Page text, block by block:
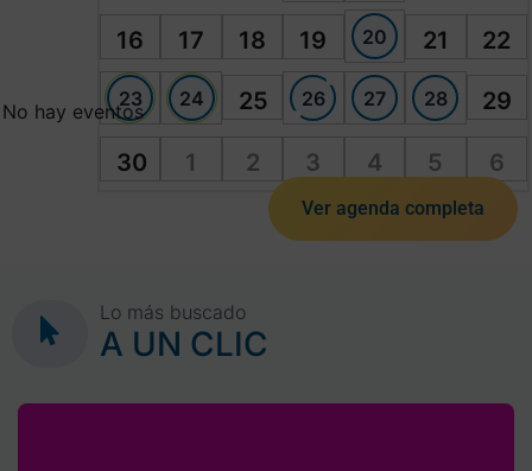
16 17 18 19 20 21 22
23 24 25 26 27 28 29
30 1 2 3 4 5 6
No hay eventos
Ver agenda completa
Lo más buscado
A UN CLIC